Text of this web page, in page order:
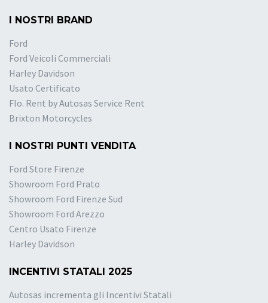
I NOSTRI BRAND
Ford
Ford Veicoli Commerciali
Harley Davidson
Usato Certificato
Flo. Rent by Autosas Service Rent
Brixton Motorcycles
I NOSTRI PUNTI VENDITA
Ford Store Firenze
Showroom Ford Prato
Showroom Ford Firenze Sud
Showroom Ford Arezzo
Centro Usato Firenze
Harley Davidson
INCENTIVI STATALI 2025
Autosas incrementa gli Incentivi Statali